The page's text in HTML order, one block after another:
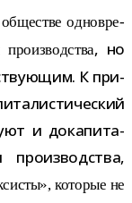
одно­вре­
, но
К при­
и дока­пи­та­
кото­рые не